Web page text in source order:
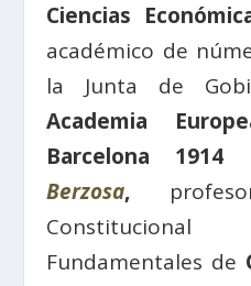
Ciencias
académico de
la Junta de
Academia
Barcelona 1914
Berzosa,
Fundamentales de